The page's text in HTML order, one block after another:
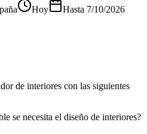
Hoy Hasta 7/10/2026
de interiores con las siguientes
se necesita el diseño de interiores?